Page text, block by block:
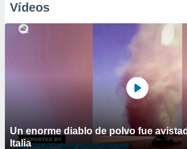
Vídeos
Un enorme diablo de polvo fue
Italia